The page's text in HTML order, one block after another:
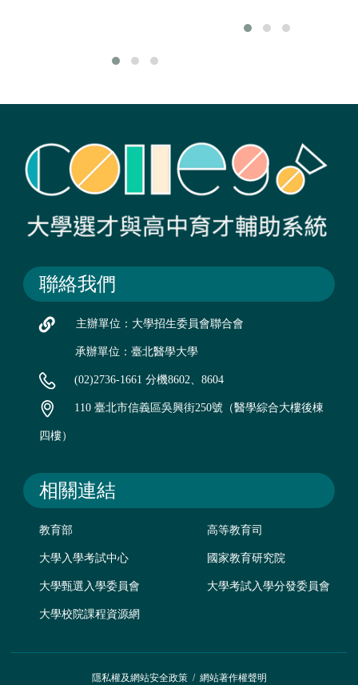
不變。
聯絡我們
主辦單位：大學招生委員會聯合會
承辦單位：臺北醫學大學
(02)2736-1661 分機8602、8604
110 臺北市信義區吳興街250號（醫學綜合大樓後棟
四樓）
相關連結
教育部 高等教育司
大學入學考試中心 國家教育研究院
大學甄選入學委員會 大學考試入學分發委員會
大學校院課程資源網
隱私權及網站安全政策/ 網站著作權聲明